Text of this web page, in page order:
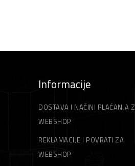
Informacije
DOSTAVA I NAČINI PLAĆANJA
WEBSHOP
REKLAMACIJE I POVRATI ZA
WEBSHOP